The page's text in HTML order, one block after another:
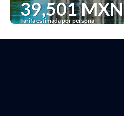
39,501 MXN
Tarifa estimada por persona